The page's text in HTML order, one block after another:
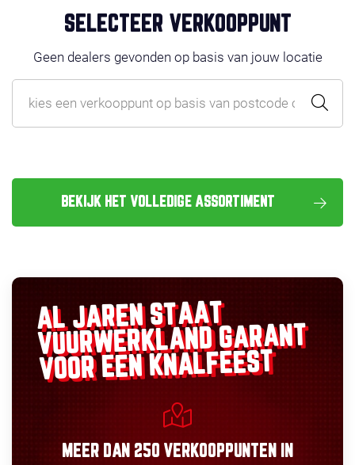
SELECTEER VERKOOPPUNT
Geen dealers gevonden op basis van jouw locatie
BEKIJK HET VOLLEDIGE ASSORTIMENT
AL JAREN STAAT
VUURWERKLANDGARANT
VOOR EEN KNALFEEST
MEER DAN 250 VERKOOPPUNTEN
IN